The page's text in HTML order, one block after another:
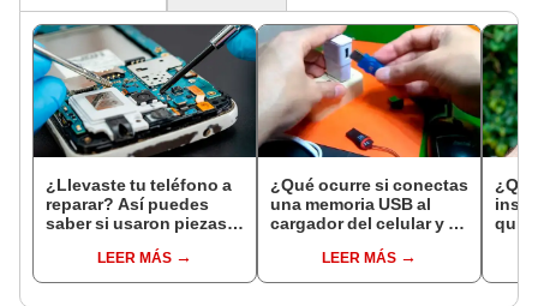
¿Llevaste tu teléfono a
reparar? Así puedes
saber si usaron piezas
LEER MÁS
¿Qué ocurre si conectas
una memoria USB al
cargador del celular y lo
LEER MÁS